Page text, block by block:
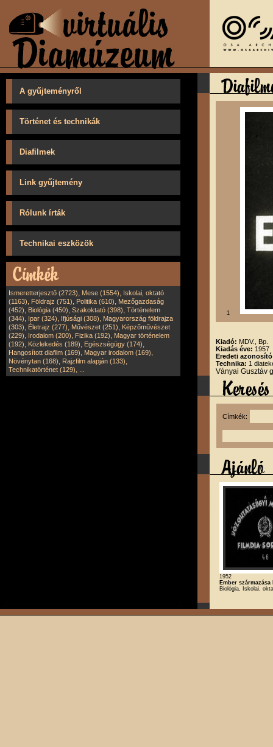
A gyűjteményről
Történet és technikák
Diafilmek
Link gyűjtemény
Rólunk írták
Technikai eszközök
Ismeretterjesztő (2723), Mese (1554), Iskolai, oktató
(1163), Földrajz (751), Politika (610), Mezőgazdaság
(452), Biológia (450), Szakoktató (398), Történelem
(344), Ipar (324), Ifjúsági (308), Magyarország földrajza
(303), Életrajz (277), Művészet (251), Képzőművészet
(229), Irodalom (200), Fizika (192), Magyar történelem
(192), Közlekedés (189), Egészségügy (174),
Hangosított diafilm (169), Magyar irodalom (169),
Növénytan (168), Rajzfilm alapján (133),
Technikatörténet (129),
1
Kiadó: MDV., Bp.
Kiadás éve: 1957
Eredeti
Technika: 1
Ványai Gusztáv
Címkék:
1952
Ember származása
Biológia, Iskolai,